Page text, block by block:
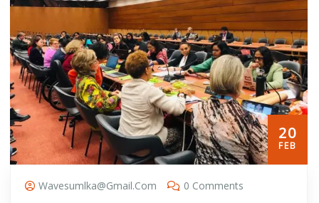
20
FEB
Wavesumlka@gmail.com 0 Comments